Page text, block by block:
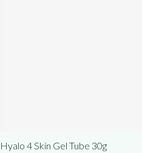
Hyalo 4 Skin Gel Tube 30g